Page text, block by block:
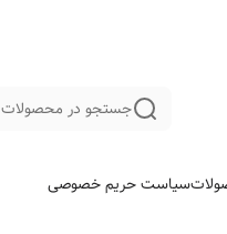
جستجو در محصولات
سیاست حریم خصوصی